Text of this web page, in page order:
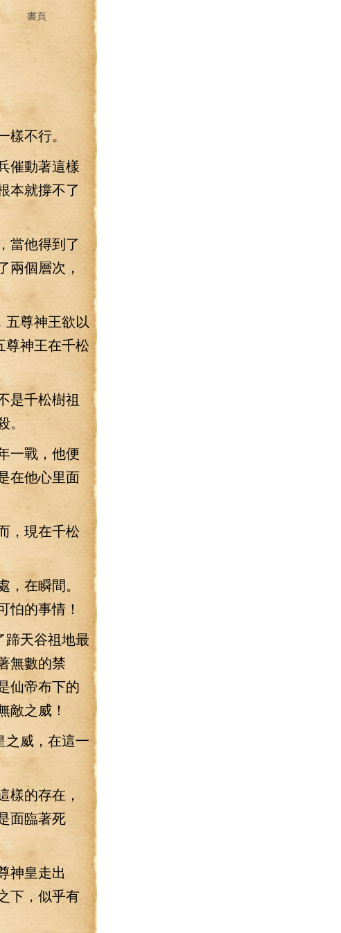
書頁
不行。
動著這樣
本就撐不了
他得到了
兩個層次，
尊神王欲以
尊神王在千松
是千松樹祖
一戰，他便
在他心里面
，現在千松
在瞬間。
怕的事情！
天谷祖地最
無數的禁
仙帝布下的
敵之威！
威，在這一
的存在，
面臨著死
神皇走出
下，似乎有